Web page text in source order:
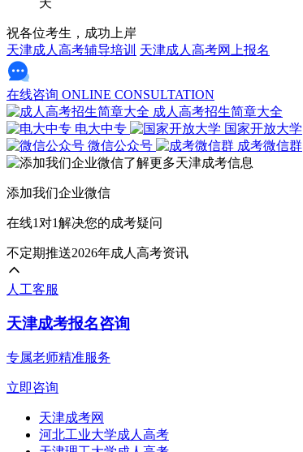
天
祝各位考生，成功上岸
天津成人高考辅导培训 天津成人高考网上报名
在线咨询 ONLINE CONSULTATION
成人高考招生简章大全
电大中专
国家开放大学
微信公众号
成考微信群
添加我们企业微信
在线1对1解决您的成考疑问
不定期推送2026年成人高考资讯
人工客服
天津成考报名咨询
专属老师精准服务
立即咨询
天津成考网
河北工业大学成人高考